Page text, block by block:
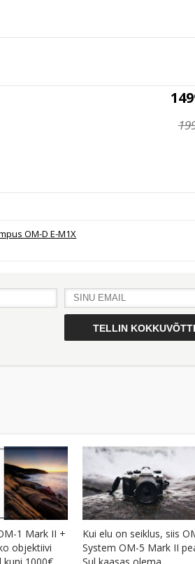
OM-D E-M1X
1 Mark II +
objektiivi
kuni 1000€
Kui elu on seiklus, siis
System OM-5 Mark II
Sul kaasas olema